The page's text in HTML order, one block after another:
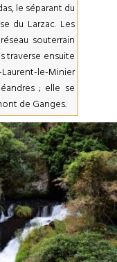
le séparant du
du Larzac. Les
souterrain
traverse ensuite
le-Minier
; elle se
de Ganges.